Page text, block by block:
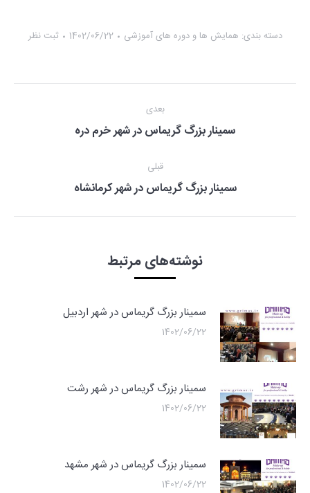
دسته بندی: همایش ها و دوره های آموزشی 1402/06/22 ثبت نظر
قبلی
مقاله
سمینار بزرگ گریماس در شهر کرمانشاه
بعدی
مقاله
سمینار بزرگ گریماس در شهر خرم دره
نوشته‌های مرتبط
سمینار بزرگ گریماس در شهر اردبیل
1402/06/22
سمینار بزرگ گریماس در شهر رشت
1402/06/22
سمینار بزرگ گریماس در شهر مشهد
1402/06/22